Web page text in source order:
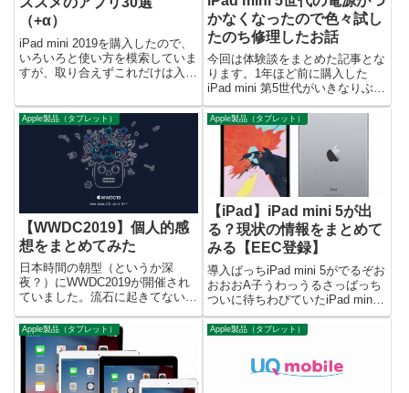
（+α）
iPad mini 2019を購入したので、
いろいろと使い方を模索していま
すが、取り合えずこれだけは入れ
ておいたアプリ一覧って感じで
す。何かの参考になれば幸いで
す。 アプリ一覧ノー...
かなくなったので色々試し
たのち修理したお話
今回は体験談をまとめた記事とな
ります。1年ほど前に購入した
iPad mini 第5世代がいきなりぶっ
壊れて、色々と試したのですが結
局直らず、修理依頼したというこ
とがあったので、教訓というか、
次回発生したときのノウハウとし
て書き留めておこうか...
Apple製品（タブレット）
【WWDC2019】個人的感
想をまとめてみた
日本時間の朝型（というか深
夜？）にWWDC2019が開催され
ていました。流石に起きてないの
が、正直言うと私が求めていた機
能はありませんでした。ありまし
た。もうすでに色々な方がまとめ
ているので、発表されたプロダク
ト...
Apple製品（タブレット）
【iPad】iPad mini 5が出
る？現状の情報をまとめて
みる【EEC登録】
導入ばっちiPad mini 5がでるぞお
おおおA子うわっうるさっばっち
ついに待ちわびていたiPad mini
の新型が出るぞおおおA子え、出
る出る言われてて結局全然でない
ち実は、EECのデータベースに
Apple製品（タブレット） Apple製品（タブレット）